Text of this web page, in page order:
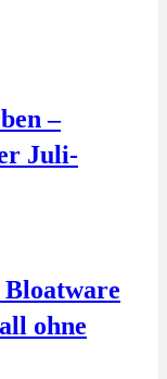
–
Juli-
Bloatware
ohne